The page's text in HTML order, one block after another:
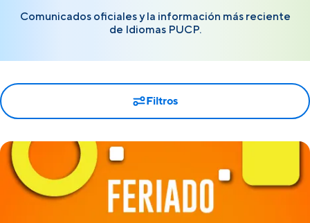
Comunicados oficiales y la información más reciente
de Idiomas PUCP.
Filtros